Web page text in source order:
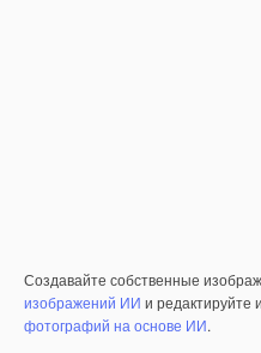
Создавайте собственные
изображений ИИ и
фотографий на основе ИИ.